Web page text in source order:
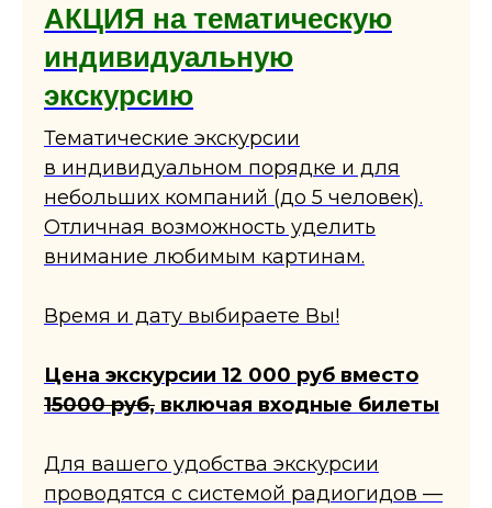
АКЦИЯ на тематическую
индивидуальную
экскурсию
Тематические экскурсии
в индивидуальном порядке и для
небольших компаний (до 5 человек).
Отличная возможность уделить
внимание любимым картинам.
Время и дату выбираете Вы!
Цена экскурсии 12 000 руб вместо
15000 руб, включая входные билеты
Для вашего удобства экскурсии
проводятся с системой радиогидов —